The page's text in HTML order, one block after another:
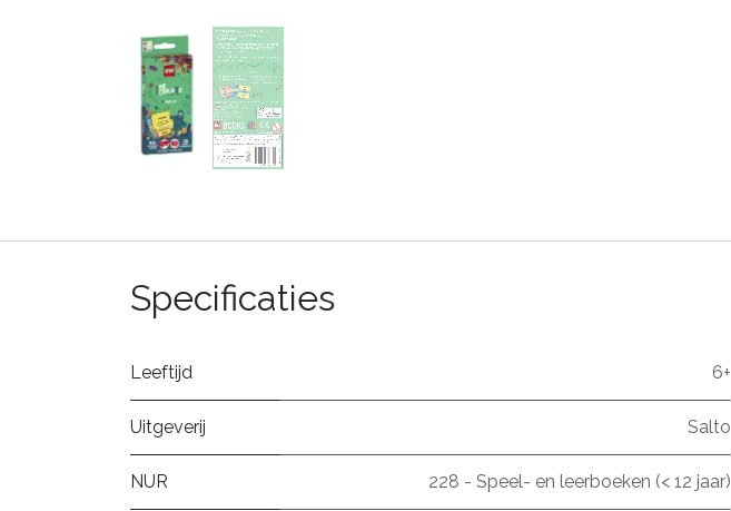
Specificaties
Leeftijd 6+
Uitgeverij Salto
NUR 228 - Speel- en leerboeken (< 12 jaar)